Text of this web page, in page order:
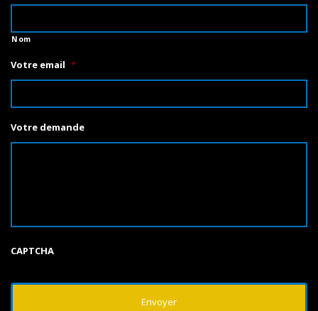
Nom
Votre email *
Votre demande
CAPTCHA